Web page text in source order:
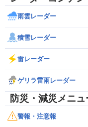
雨雲レーダー
積雪レーダー
雷レーダー
ゲリラ雷雨レーダー
防災・減災メニュ
警報・注意報